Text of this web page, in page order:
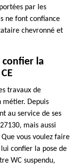
par les
ne font confiance
chevronné et
confier la
travaux de
Depuis
au service de ses
mais aussi
vous voulez faire
confier la pose de
WC suspendu,